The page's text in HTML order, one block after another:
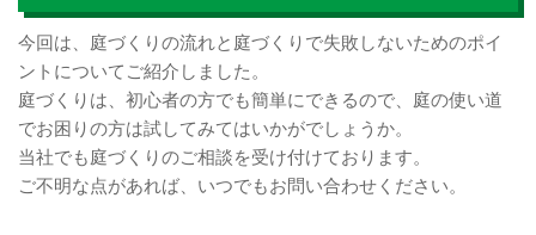
今回は、庭づくりの流れと庭づくりで失敗しないためのポイ
ントについてご紹介しました。
庭づくりは、初心者の方でも簡単にできるので、庭の使い道
でお困りの方は試してみてはいかがでしょうか。
当社でも庭づくりのご相談を受け付けております。
ご不明な点があれば、いつでもお問い合わせください。